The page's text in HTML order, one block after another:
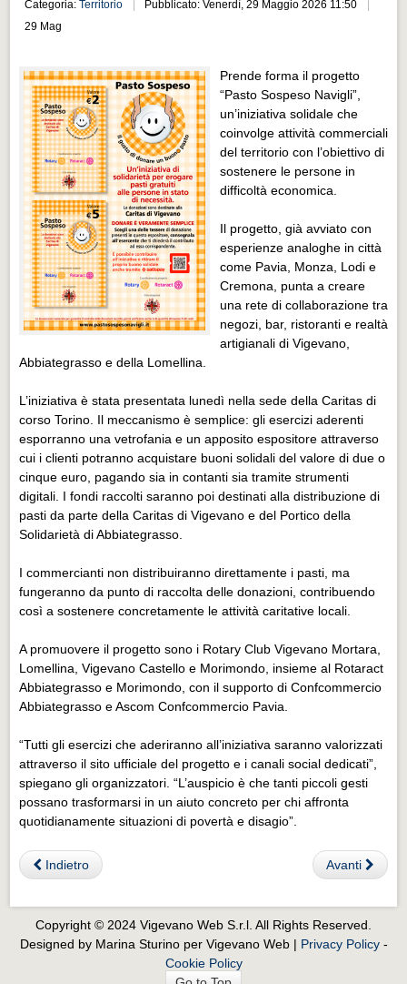
Progetti Aperti
Progetti Realizzati
EVENTI
EVENTI
Eventi Vigevano
Eventi Vigevano
Eventi Pavia
Eventi Pavia
Categoria:Territorio
Pubblicato: Venerdì, 29 Maggio 2026 11:50
29 Mag
Prende forma il progetto
“Pasto Sospeso Navigli”,
un’iniziativa solidale che
coinvolge attività commerciali
del territorio con l’obiettivo di
sostenere le persone in
difficoltà economica.
Il progetto, già avviato con
esperienze analoghe in città
come Pavia, Monza, Lodi e
Cremona, punta a creare
una rete di collaborazione tra
negozi, bar, ristoranti e realtà
artigianali di Vigevano,
Abbiategrasso e della Lomellina.
L’iniziativa è stata presentata lunedì nella sede della Caritas di
corso Torino. Il meccanismo è semplice: gli esercizi aderenti
esporranno una vetrofania e un apposito espositore attraverso
cui i clienti potranno acquistare buoni solidali del valore di due o
cinque euro, pagando sia in contanti sia tramite strumenti
digitali. I fondi raccolti saranno poi destinati alla distribuzione di
pasti da parte della Caritas di Vigevano e del Portico della
Solidarietà di Abbiategrasso.
I commercianti non distribuiranno direttamente i pasti, ma
fungeranno da punto di raccolta delle donazioni, contribuendo
così a sostenere concretamente le attività caritative locali.
A promuovere il progetto sono i Rotary Club Vigevano Mortara,
Lomellina, Vigevano Castello e Morimondo, insieme al Rotaract
Abbiategrasso e Morimondo, con il supporto di Confcommercio
Abbiategrasso e Ascom Confcommercio Pavia.
“Tutti gli esercizi che aderiranno all’iniziativa saranno valorizzati
attraverso il sito ufficiale del progetto e i canali social dedicati”,
spiegano gli organizzatori. “L’auspicio è che tanti piccoli gesti
possano trasformarsi in un aiuto concreto per chi affronta
quotidianamente situazioni di povertà e disagio”.
Indietro Avanti
Copyright © 2024 Vigevano Web S.r.l. All Rights Reserved.
Designed by Marina Sturino per Vigevano Web | Privacy Policy-
Cookie Policy